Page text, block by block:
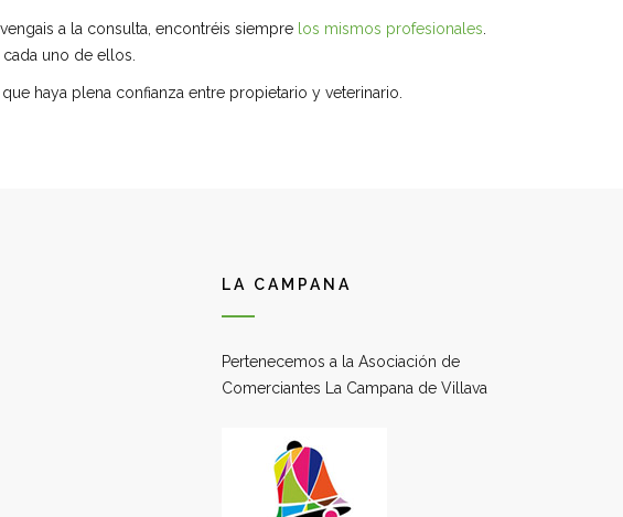
a la consulta, encontréis siempre los mismos profesionales
uno de ellos.
haya plena confianza entre propietario y veterinario.
LA CAMPANA
Pertenecemos a la Asociación de
Comerciantes La Campana de Villava